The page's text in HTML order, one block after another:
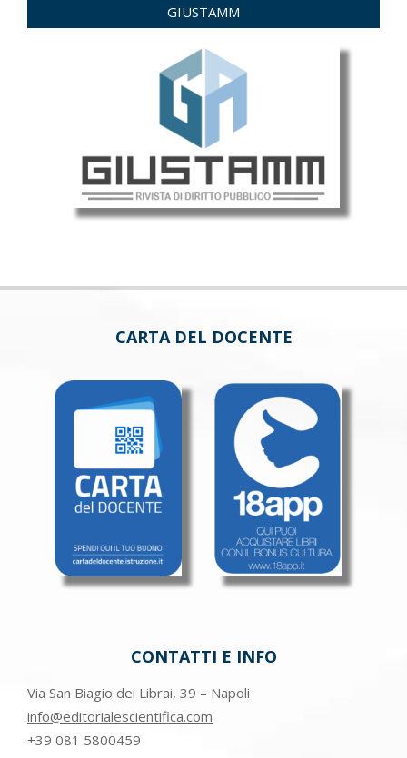
GIUSTAMM
CARTA DEL DOCENTE
CONTATTI E INFO
Via San Biagio dei Librai, 39 – Napoli
info@editorialescientifica.com
+39 081 5800459